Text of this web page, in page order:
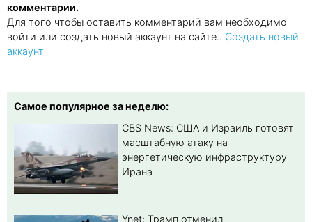
комментарии.
Для того чтобы оставить комментарий вам необходимо
войти или создать новый аккаунт на сайте.. Создать новый
аккаунт
Самое популярное за неделю:
CBS News: США и Израиль готовят
масштабную атаку на
энергетическую инфраструктуру
Ирана
Ynet: Трамп отменил